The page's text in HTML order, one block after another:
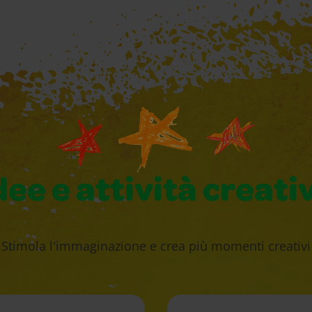
e attività
Stimola l'immaginazione e crea più momenti creativi